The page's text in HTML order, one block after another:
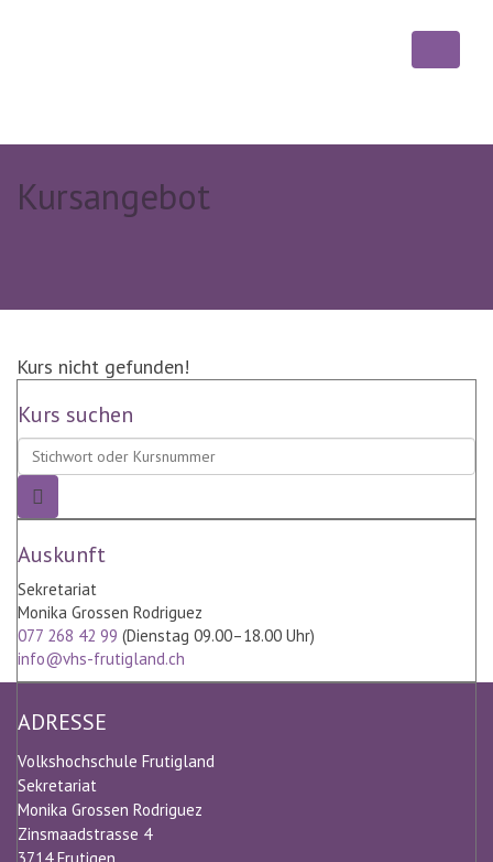
Kursangebot
Kurs nicht gefunden!
Kurs suchen
Auskunft
Sekretariat
Monika Grossen Rodriguez
077 268 42 99 (Dienstag 09.00–18.00 Uhr)
info@vhs-frutigland.ch
ADRESSE
Volkshochschule Frutigland
Sekretariat
Monika Grossen Rodriguez
Zinsmaadstrasse 4